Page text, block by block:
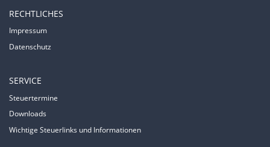
RECHTLICHES
Impressum
Datenschutz
SERVICE
Steuertermine
Downloads
Wichtige Steuerlinks und Informationen